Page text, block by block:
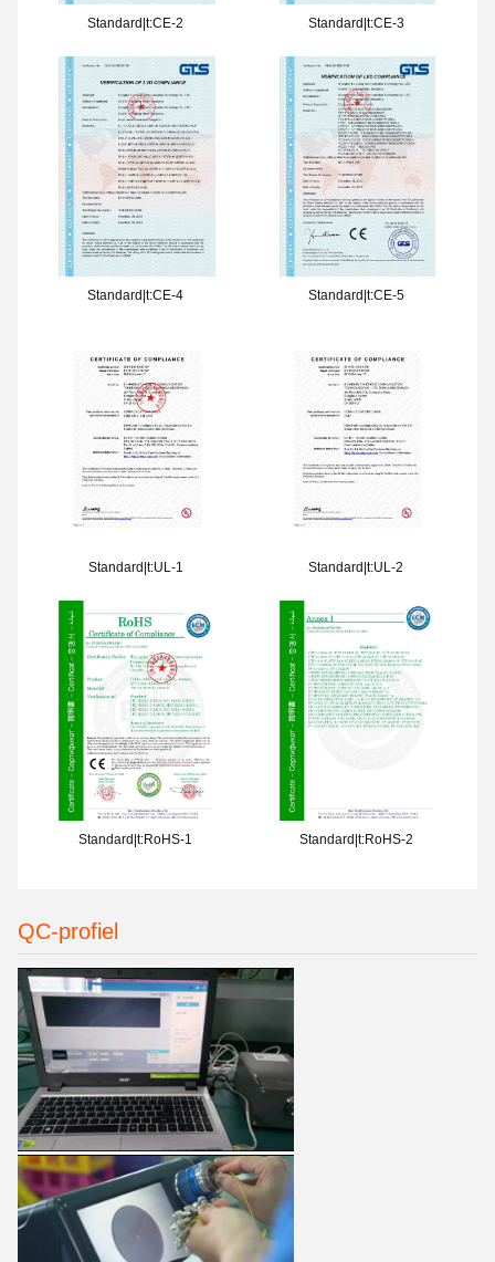
Standard|t:CE-2 Standard|t:CE-3
Standard|t:CE-4 Standard|t:CE-5
Standard|t:UL-1 Standard|t:UL-2
Standard|t:RoHS-1 Standard|t:RoHS-2
QC-profiel